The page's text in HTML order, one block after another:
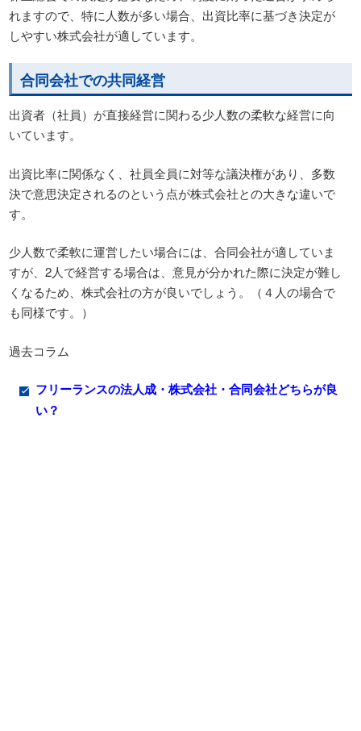
れますので、特に人数が多い場合、出資比率に基づき決定が
しやすい株式会社が適しています。
合同会社での共同経営
出資者（社員）が直接経営に関わる少人数の柔軟な経営に向
いています。
出資比率に関係なく、社員全員に対等な議決権があり、多数
決で意思決定されるのという点が株式会社との大きな違いで
す。
少人数で柔軟に運営したい場合には、合同会社が適していま
すが、2人で経営する場合は、意見が分かれた際に決定が難し
くなるため、株式会社の方が良いでしょう。（４人の場合で
も同様です。）
過去コラム
フリーランスの法人成・株式会社・合同会社どちらが良
い？